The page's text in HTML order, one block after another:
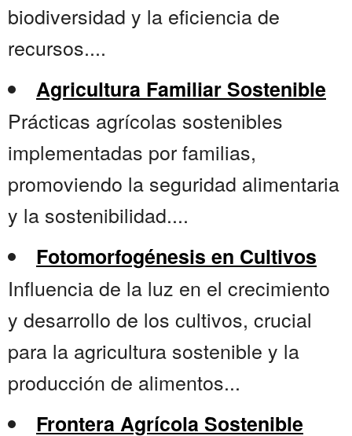
biodiversidad y la eficiencia de
recursos....
Agricultura Familiar Sostenible
Prácticas agrícolas sostenibles
implementadas por familias,
promoviendo la seguridad alimentaria
y la sostenibilidad....
Fotomorfogénesis en Cultivos
Influencia de la luz en el crecimiento
y desarrollo de los cultivos, crucial
para la agricultura sostenible y la
producción de alimentos...
Frontera Agrícola Sostenible